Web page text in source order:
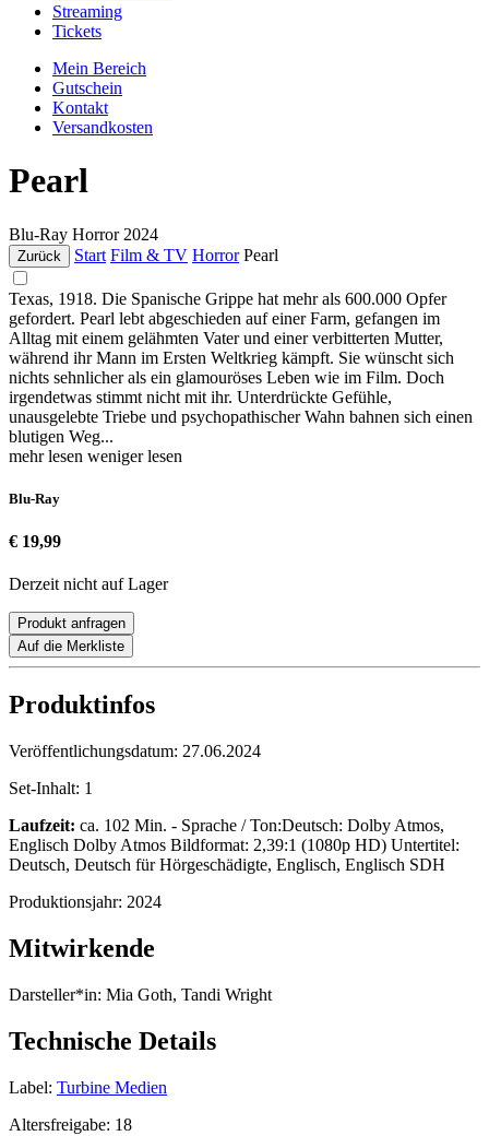
Streaming
Tickets
Mein Bereich
Gutschein
Kontakt
Versandkosten
Pearl
Blu-Ray Horror 2024
Zurück Start Film & TV Horror Pearl
Texas, 1918. Die Spanische Grippe hat mehr als 600.000 Opfer
gefordert. Pearl lebt abgeschieden auf einer Farm, gefangen im
Alltag mit einem gelähmten Vater und einer verbitterten Mutter,
während ihr Mann im Ersten Weltkrieg kämpft. Sie wünscht sich
nichts sehnlicher als ein glamouröses Leben wie im Film. Doch
irgendetwas stimmt nicht mit ihr. Unterdrückte Gefühle,
unausgelebte Triebe und psychopathischer Wahn bahnen sich einen
blutigen Weg...
mehr lesen weniger lesen
Blu-Ray
€ 19,99
Derzeit nicht auf Lager
Produkt anfragen
Auf die Merkliste
Produktinfos
Veröffentlichungsdatum: 27.06.2024
Set-Inhalt: 1
Laufzeit: ca. 102 Min. - Sprache / Ton:Deutsch: Dolby Atmos,
Englisch Dolby Atmos Bildformat: 2,39:1 (1080p HD) Untertitel:
Deutsch, Deutsch für Hörgeschädigte, Englisch, Englisch SDH
Produktionsjahr: 2024
Mitwirkende
Darsteller*in: Mia Goth, Tandi Wright
Technische Details
Label: Turbine Medien
Altersfreigabe: 18